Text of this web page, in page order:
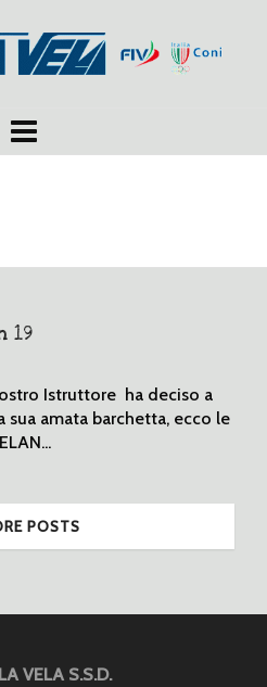
19
Istruttore ha deciso a
amata barchetta, ecco le
POSTS
VELA S.S.D.